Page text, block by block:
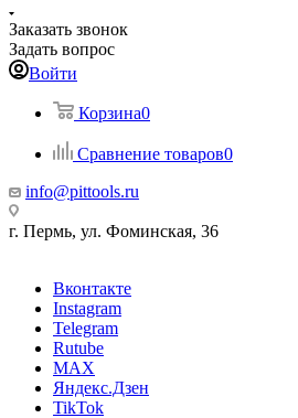
Заказать звонок
Задать вопрос
Войти
Корзина0
Сравнение товаров0
info@pittools.ru
г. Пермь, ул. Фоминская, 36
Вконтакте
Instagram
Telegram
Rutube
MAX
Яндекс.Дзен
TikTok